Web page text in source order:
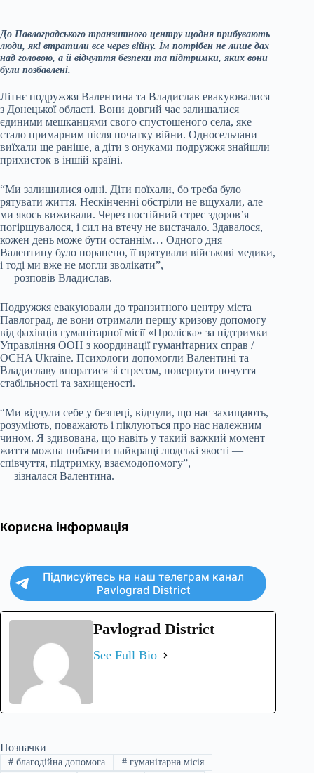
До Павлоградського транзитного центру щодня прибувають
люди, які втратили все через війну. Їм потрібен не лише дах
над головою, а й відчуття безпеки та підтримки, яких вони
були позбавлені.
Літнє подружжя Валентина та Владислав евакуювалися
з Донецької області. Вони довгий час залишалися
єдиними мешканцями свого спустошеного села, яке
стало примарним після початку війни. Односельчани
виїхали ще раніше, а діти з онуками подружжя знайшли
прихисток в іншій країні.
“Ми залишилися одні. Діти поїхали, бо треба було
рятувати життя. Нескінченні обстріли не вщухали, але
ми якось виживали. Через постійний стрес здоров’я
погіршувалося, і сил на втечу не вистачало. Здавалося,
кожен день може бути останнім… Одного дня
Валентину було поранено, її врятували військові медики,
і тоді ми вже не могли зволікати”,
— розповів Владислав.
Подружжя евакуювали до транзитного центру міста
Павлоград, де вони отримали першу кризову допомогу
від фахівців гуманітарної місії «Проліска» за підтримки
Управління ООН з координації гуманітарних справ /
OCHA Ukraine. Психологи допомогли Валентині та
Владиславу впоратися зі стресом, повернути почуття
стабільності та захищеності.
“Ми відчули себе у безпеці, відчули, що нас захищають,
розуміють, поважають і піклуються про нас належним
чином. Я здивована, що навіть у такий важкий момент
життя можна побачити найкращі людські якості —
співчуття, підтримку, взаємодопомогу”,
— зізналася Валентина.
Корисна інформація
Підписуйтесь на наш телеграм канал
Pavlograd District
Pavlograd District
See Full Bio
Позначки
#благодійна допомога #гуманітарна місія